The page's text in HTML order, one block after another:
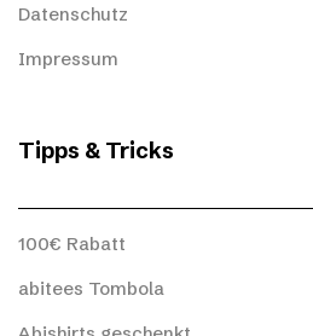
Datenschutz
Impressum
Tipps & Tricks
100€ Rabatt
abitees Tombola